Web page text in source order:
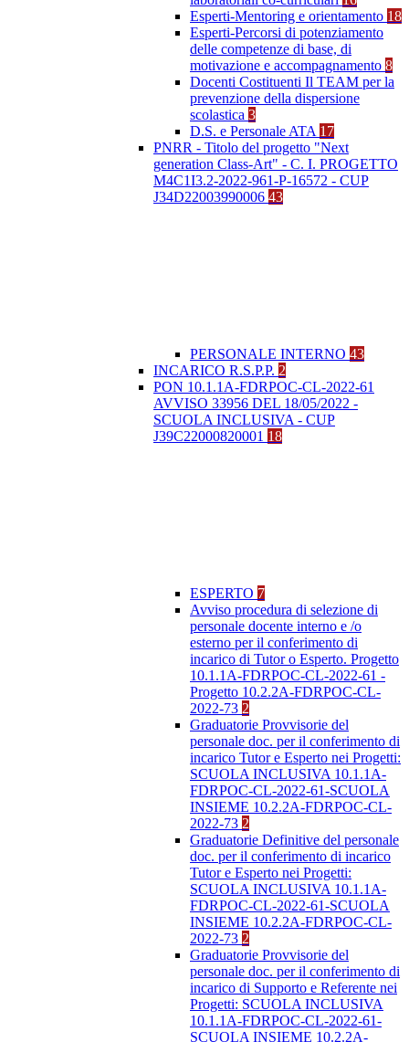
Esperti-Mentoring e orientamento 18
Esperti-Percorsi di potenziamento
delle competenze di base, di
motivazione e accompagnamento 8
Docenti Costituenti Il TEAM per la
prevenzione della dispersione
scolastica 3
D.S. e Personale ATA 17
PNRR - Titolo del progetto "Next
generation Class-Art" - C. I. PROGETTO
M4C1I3.2-2022-961-P-16572 - CUP
J34D22003990006 43
PERSONALE INTERNO 43
INCARICO R.S.P.P. 2
PON 10.1.1A-FDRPOC-CL-2022-61
AVVISO 33956 DEL 18/05/2022 -
SCUOLA INCLUSIVA - CUP
J39C22000820001 18
ESPERTO 7
Avviso procedura di selezione di
personale docente interno e /o
esterno per il conferimento di
incarico di Tutor o Esperto. Progetto
10.1.1A-FDRPOC-CL-2022-61 -
Progetto 10.2.2A-FDRPOC-CL-
2022-73 2
Graduatorie Provvisorie del
personale doc. per il conferimento di
incarico Tutor e Esperto nei Progetti:
SCUOLA INCLUSIVA 10.1.1A-
FDRPOC-CL-2022-61-SCUOLA
INSIEME 10.2.2A-FDRPOC-CL-
2022-73 2
Graduatorie Definitive del personale
doc. per il conferimento di incarico
Tutor e Esperto nei Progetti:
SCUOLA INCLUSIVA 10.1.1A-
FDRPOC-CL-2022-61-SCUOLA
INSIEME 10.2.2A-FDRPOC-CL-
2022-73 2
Graduatorie Provvisorie del
personale doc. per il conferimento di
incarico di Supporto e Referente nei
Progetti: SCUOLA INCLUSIVA
10.1.1A-FDRPOC-CL-2022-61-
SCUOLA INSIEME 10.2.2A-